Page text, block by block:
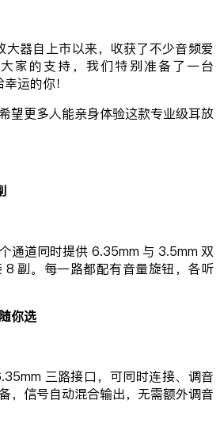
器自上市以来，收获了不少音频爱
家的支持，我们特别准备了一台
运的你！
望更多人能亲身体验这款专业级耳放
通道同时提供 6.35mm 与 3.5mm 双
8 副。每一路都配有音量旋钮，各听
你选
三路接口，可同时连接、调音
，信号自动混合输出，无需额外调音